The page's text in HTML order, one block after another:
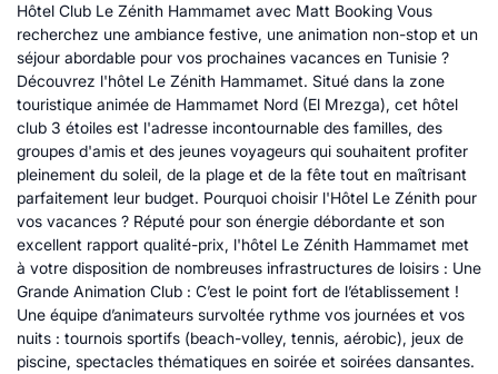
Hôtel Club Le Zénith Hammamet avec Matt Booking Vous
recherchez une ambiance festive, une animation non-stop et un
séjour abordable pour vos prochaines vacances en Tunisie ?
Découvrez l'hôtel Le Zénith Hammamet. Situé dans la zone
touristique animée de Hammamet Nord (El Mrezga), cet hôtel
club 3 étoiles est l'adresse incontournable des familles, des
groupes d'amis et des jeunes voyageurs qui souhaitent profiter
pleinement du soleil, de la plage et de la fête tout en maîtrisant
parfaitement leur budget. Pourquoi choisir l'Hôtel Le Zénith pour
vos vacances ? Réputé pour son énergie débordante et son
excellent rapport qualité-prix, l'hôtel Le Zénith Hammamet met
à votre disposition de nombreuses infrastructures de loisirs : Une
Grande Animation Club : C’est le point fort de l’établissement !
Une équipe d’animateurs survoltée rythme vos journées et vos
nuits : tournois sportifs (beach-volley, tennis, aérobic), jeux de
piscine, spectacles thématiques en soirée et soirées dansantes.